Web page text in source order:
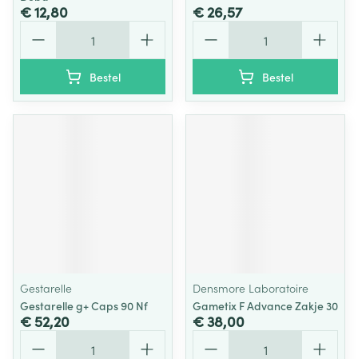
€ 12,80
Bestel
€ 26,57
Bestel
Gestarelle
Gestarelle g+ Caps 90 Nf
€ 52,20
Densmore Laboratoire
Gametix F Advance Zakje 30
€ 38,00